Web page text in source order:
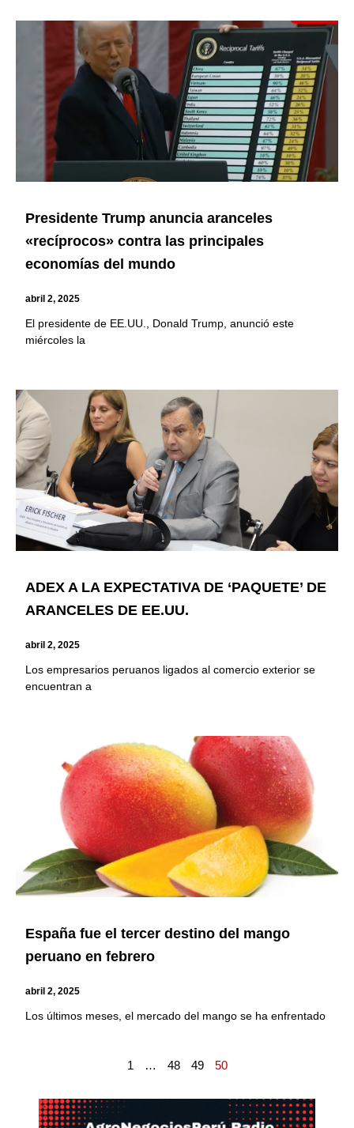
Presidente Trump anuncia aranceles
«recíprocos» contra las principales
economías del mundo
abril 2, 2025
El presidente de EE.UU., Donald Trump, anunció este
miércoles la
ADEX A LA EXPECTATIVA DE ‘PAQUETE’ DE
ARANCELES DE EE.UU.
abril 2, 2025
Los empresarios peruanos ligados al comercio exterior se
encuentran a
España fue el tercer destino del mango
peruano en febrero
abril 2, 2025
Los últimos meses, el mercado del mango se ha enfrentado
1 … 48 49 50